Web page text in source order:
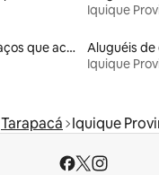
Iquique
Aluguéis de espaços que aceitam animais de estimação
Iquique
Tarapacá Iquique